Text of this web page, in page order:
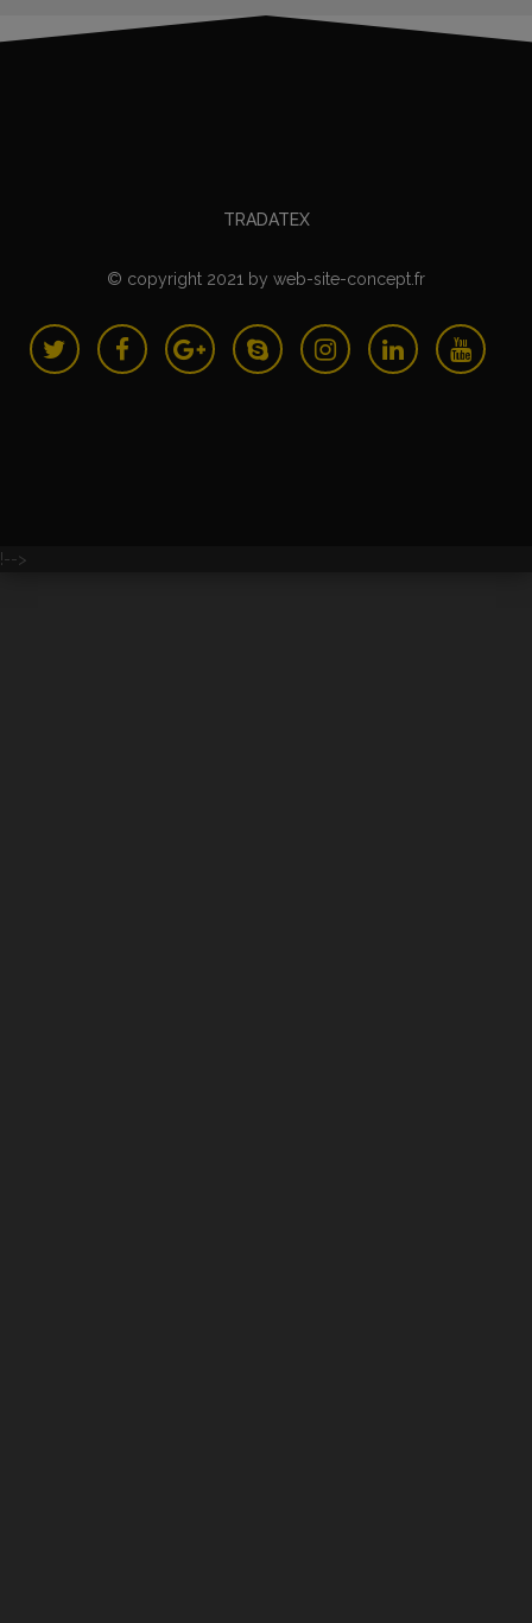
TRADATEX
© copyright 2021 by web-site-concept.fr
!-->